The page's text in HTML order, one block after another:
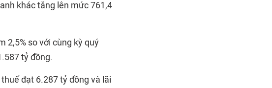
khác tăng lên mức 761,4
2,5% so với cùng kỳ quý
tỷ đồng.
đạt 6.287 tỷ đồng và lãi